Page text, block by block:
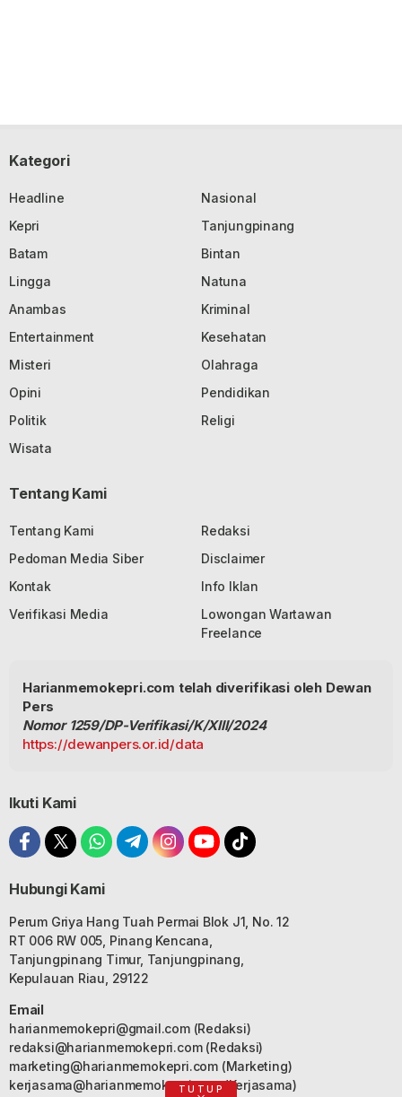
Kategori
Headline
Nasional
Kepri
Tanjungpinang
Batam
Bintan
Lingga
Natuna
Anambas
Kriminal
Entertainment
Kesehatan
Misteri
Olahraga
Opini
Pendidikan
Politik
Religi
Wisata
Tentang Kami
Tentang Kami
Redaksi
Pedoman Media Siber
Disclaimer
Kontak
Info Iklan
Verifikasi Media
Lowongan Wartawan
Freelance
Harianmemokepri.com telah diverifikasi oleh Dewan
Pers
Nomor 1259/DP-Verifikasi/K/XIII/2024
https://dewanpers.or.id/data
Ikuti Kami
Hubungi Kami
Perum Griya Hang Tuah Permai Blok J1, No. 12
RT 006 RW 005, Pinang Kencana,
Tanjungpinang Timur, Tanjungpinang,
Kepulauan Riau, 29122
Email
harianmemokepri@gmail.com(Redaksi)
redaksi@harianmemokepri.com(Redaksi)
marketing@harianmemokepri.com(Marketing)
kerjasama@harianmemokepri.com(Kerjasama)
TUTUP